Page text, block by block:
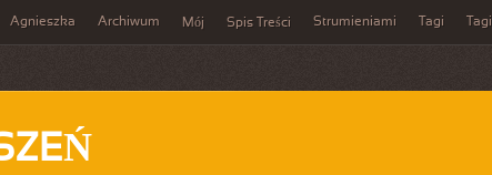
Agnieszka Archiwum Mój Spis Treści Strumieniami Tagi Tagi